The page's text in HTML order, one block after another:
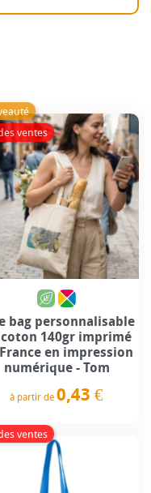
ventes
bag personnalisable
140gr imprimé
en impression
numérique - Tom
à partir de 0,43 €
ventes